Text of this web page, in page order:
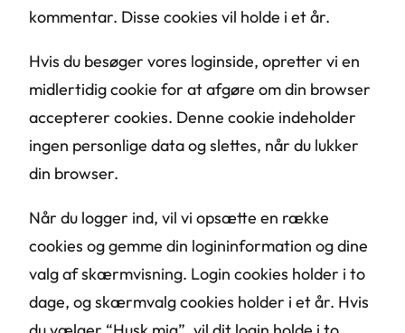
kommentar. Disse cookies vil holde i et år.
Hvis du besøger vores loginside, opretter vi en
midlertidig cookie for at afgøre om din browser
accepterer cookies. Denne cookie indeholder
ingen personlige data og slettes, når du lukker
din browser.
Når du logger ind, vil vi opsætte en række
cookies og gemme din logininformation og dine
valg af skærmvisning. Login cookies holder i to
dage, og skærmvalg cookies holder i et år. Hvis